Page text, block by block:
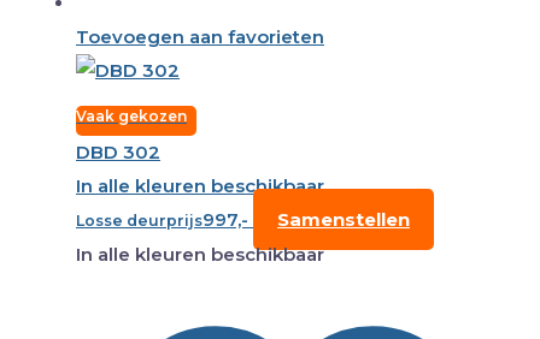
Toevoegen aan favorieten
Vaak gekozen
DBD 302
In alle kleuren beschikbaar
Losse deurprijs997,-
Samenstellen
In alle kleuren beschikbaar